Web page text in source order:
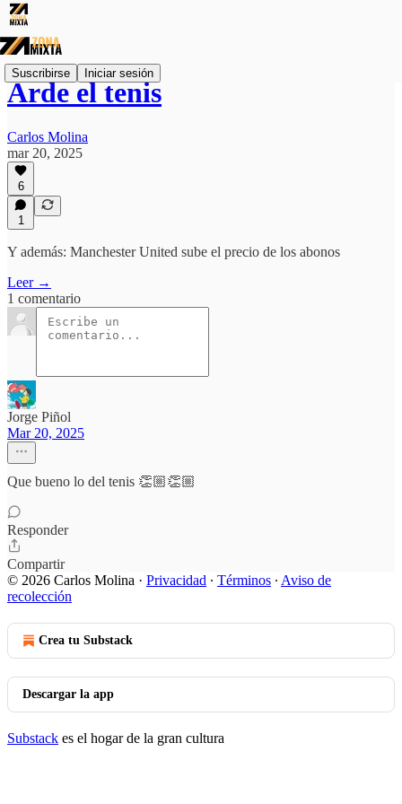
Suscribirse Iniciar sesión
Arde el tenis
Carlos Molina
mar 20, 2025
6
1
Y además: Manchester United sube el precio de los abonos
Leer →
1 comentario
Jorge Piñol
Mar 20, 2025
Que bueno lo del tenis 👏🏼👏🏼
Responder
Compartir
© 2026 Carlos Molina · Privacidad ∙ Términos ∙ Aviso de
recolección
Crea tu Substack
Descargar la app
Substack es el hogar de la gran cultura